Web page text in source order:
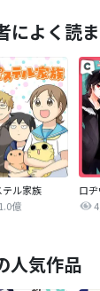
によく読
テル家族
1.0億
ロ
人気作品